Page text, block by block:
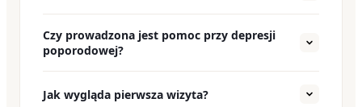
OCD, zaburzenia osobowości, zaburzenia
dysocjacyjne, PTSD oraz nerwica.
Czy prowadzona jest pomoc przy depresji
poporodowej?
obszarów specjalizacji.
Jak wygląda pierwsza wizyta?